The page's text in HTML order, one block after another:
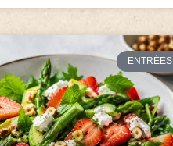
ENTRÉES